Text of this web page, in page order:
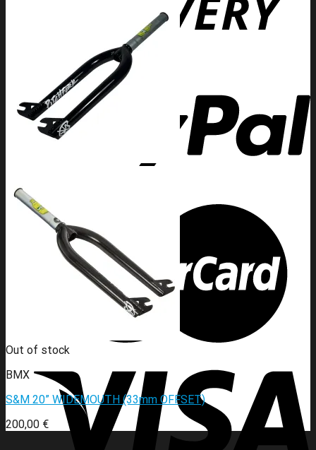
Out of stock
BMX
S&M 20” WIDEMOUTH (33mm OFFSET)
200,00 €